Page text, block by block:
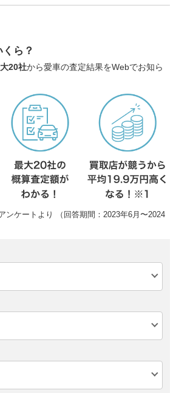
ら？
20社から愛車の査定結果をWebでお知ら
ンケートより （回答期間：2023年6月〜2024